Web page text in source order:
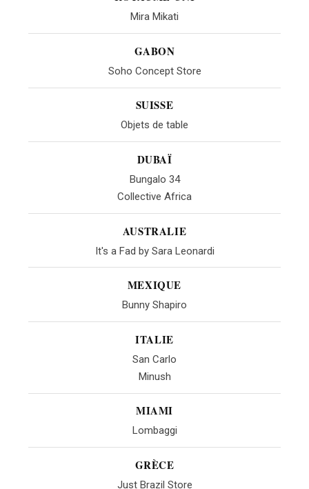
Mira Mikati
GABON
Soho Concept Store
SUISSE
Objets de table
DUBAÏ
Bungalo 34
Collective Africa
AUSTRALIE
It's a Fad by Sara Leonardi
MEXIQUE
Bunny Shapiro
ITALIE
San Carlo
Minush
MIAMI
Lombaggi
GRÈCE
Just Brazil Store